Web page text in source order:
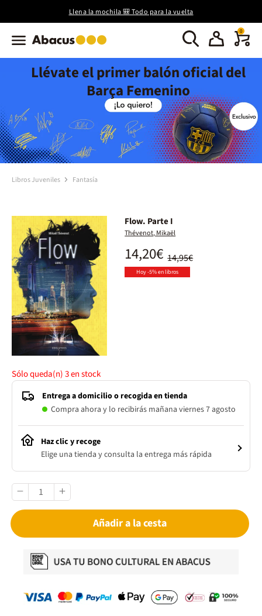
Llena la mochila 🎒 Todo para la vuelta
0
Llévate el primer balón oficial del
Barça Femenino
Libros Juveniles Fantasía
Flow. Parte I
Thévenot, Mikaël
14,95€
14,20€
Hoy -5% en libros
Sólo queda(n)3en stock
Entrega a domicilio o recogida en tienda
Compra ahora y lo recibirás mañana viernes 7 agosto
Haz clic y recoge
Elige una tienda y consulta la entrega más rápida
Añadir a la cesta